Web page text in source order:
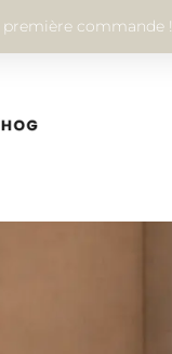
première commande !